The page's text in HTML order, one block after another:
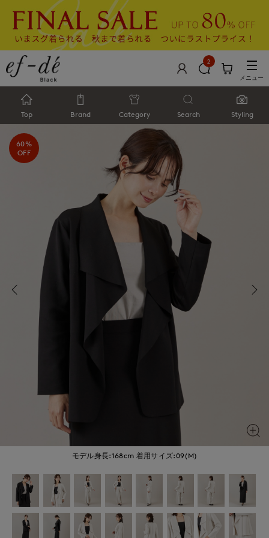
2
メニュー
Top Brand Category Search Styling
モデル身長:168cm 着用サイズ:09(M)
60%
OFF